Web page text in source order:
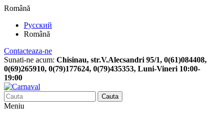
Română
Русский
Română
Contacteaza-ne
Sunati-ne acum: Chisinau, str.V.Alecsandri 95/1, 0(61)084408,
0(69)265910, 0(79)177624, 0(79)435353, Luni-Vineri 10:00-
19:00
Cauta
Meniu